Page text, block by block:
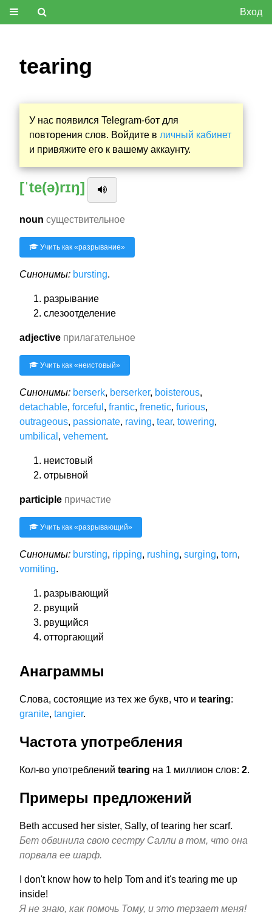
Вход
tearing
У нас появился Telegram-бот для
повторения слов. Войдите в личный кабинет
и привяжите его к вашему аккаунту.
[ˈte(ə)rɪŋ]
noun существительное
Учить как «разрывание»
Синонимы: bursting.
разрывание
слезоотделение
adjective прилагательное
Учить как «неистовый»
Синонимы: berserk, berserker, boisterous,
detachable, forceful , frantic, frenetic, furious,
outrageous, passionate, raving, tear, towering,
umbilical , vehement.
неистовый
отрывной
participle причастие
Учить как «разрывающий»
Синонимы: bursting, ripping, rushing, surging, torn,
vomiting.
разрывающий
рвущий
рвущийся
отторгающий
Анаграммы
Слова, состоящие из тех же букв, что и tearing:
granite, tangier.
Частота употребления
Кол-во употреблений tearing на 1 миллион слов: 2.
Примеры предложений
Beth accused her sister, Sally, of tearing her scarf.
Бет обвинила свою сестру Салли в том, что она
порвала ее шарф.
I don't know how to help Tom and it's tearing me up
inside!
Я не знаю, как помочь Тому, и это терзает меня!